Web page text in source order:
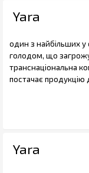
Yara
один з найбільших у
голодом, що
транснаціональна
постачає продукцію
Yara